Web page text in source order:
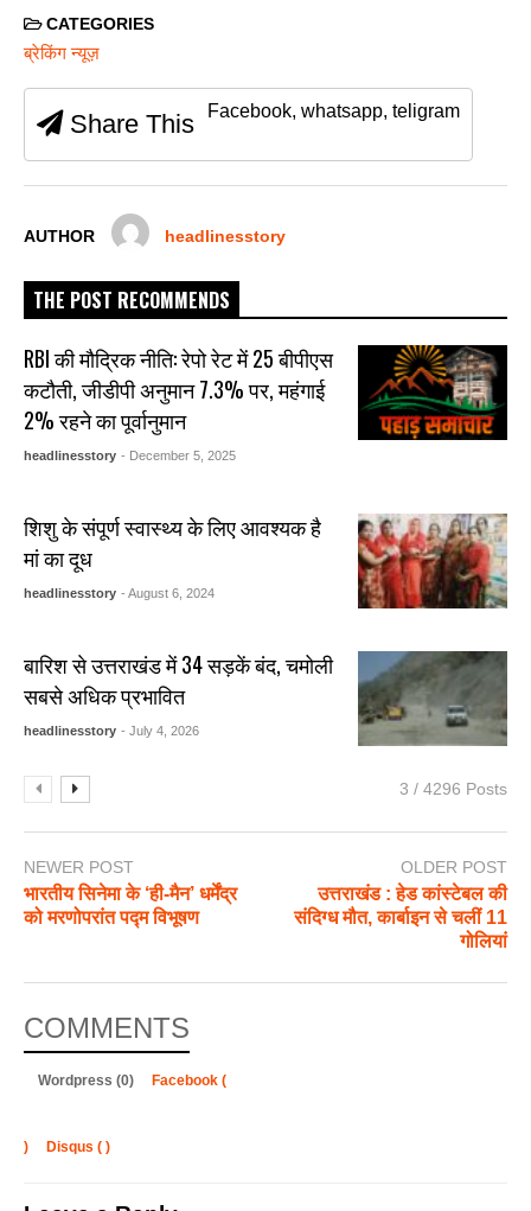
c
e
b
o
o
tt
A
p
n
er
CATEGORIES
ब्रेकिंग न्यूज़
Share This Facebook, whatsapp, teligram
AUTHOR headlinesstory
THE POST RECOMMENDS
RBI की मौद्रिक नीति: रेपो रेट में 25 बीपीएस
कटौती, जीडीपी अनुमान 7.3% पर, महंगाई
2% रहने का पूर्वानुमान
headlinesstory - December 5, 2025
शिशु के संपूर्ण स्वास्थ्य के लिए आवश्यक है
मां का दूध
headlinesstory - August 6, 2024
बारिश से उत्तराखंड में 34 सड़कें बंद, चमोली
सबसे अधिक प्रभावित
headlinesstory - July 4, 2026
3 / 4296 Posts
NEWER POST
भारतीय सिनेमा के ‘ही-मैन’ धर्मेंद्र
को मरणोपरांत पद्म विभूषण
OLDER POST
उत्तराखंड : हेड कांस्टेबल की
संदिग्ध मौत, कार्बाइन से चलीं 11
गोलियां
COMMENTS
Wordpress (0) Facebook (
) Disqus ( )